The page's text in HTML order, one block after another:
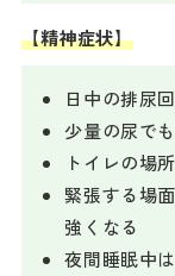
【精神症状】
日中の排尿
少量の尿で
トイレの場
緊張する場
強くなる
夜間睡眠中